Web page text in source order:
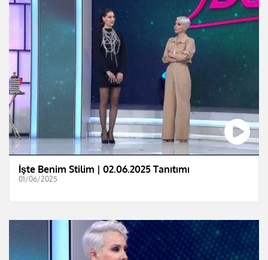
İşte Benim Stilim | 02.06.2025 Tanıtımı
01/06/2025